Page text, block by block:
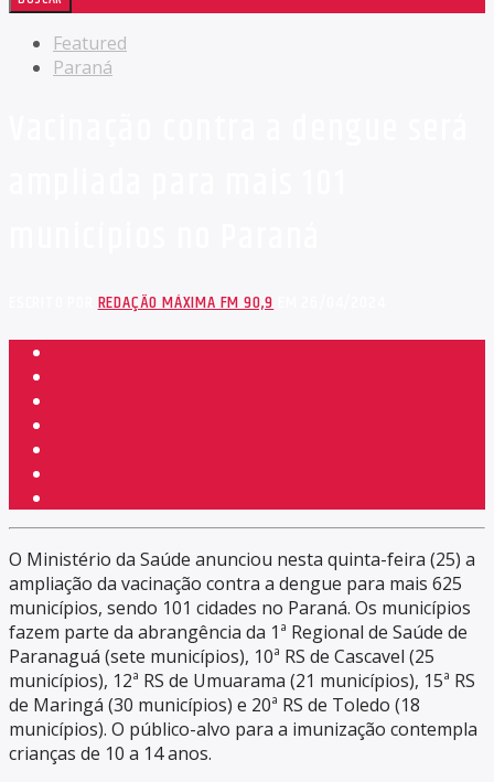
Featured
Paraná
ESCRITO PORREDAÇÃO MÁXIMA FM 90,9EM 26/04/2024
O Ministério da Saúde anunciou nesta quinta-feira (25) a
ampliação da vacinação contra a dengue para mais 625
municípios, sendo 101 cidades no Paraná. Os municípios
fazem parte da abrangência da 1ª Regional de Saúde de
Paranaguá (sete municípios), 10ª RS de Cascavel (25
municípios), 12ª RS de Umuarama (21 municípios), 15ª RS
de Maringá (30 municípios) e 20ª RS de Toledo (18
municípios). O público-alvo para a imunização contempla
crianças de 10 a 14 anos.